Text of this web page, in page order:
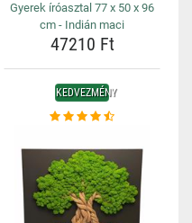
Gyerek íróasztal 77 x 50 x 96
cm - Indián maci
47210 Ft
KEDVEZMÉNY